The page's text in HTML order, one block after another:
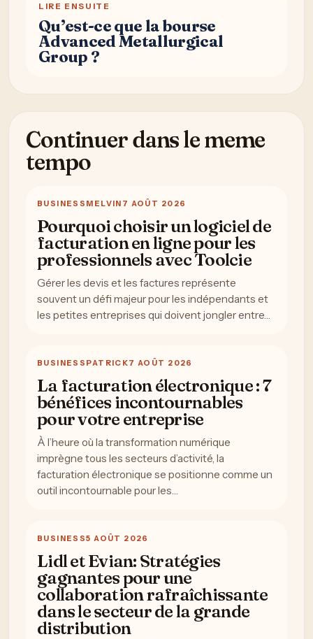
LIRE ENSUITE
Qu’est-ce que la bourse
Advanced Metallurgical
Group ?
Continuer dans le meme
tempo
BUSINESS MELVIN 7 AOÛT 2026
Pourquoi choisir un logiciel de
facturation en ligne pour les
professionnels avec Toolcie
Gérer les devis et les factures représente
souvent un défi majeur pour les indépendants et
les petites entreprises qui doivent jongler entre…
BUSINESS PATRICK7 AOÛT 2026
La facturation électronique : 7
bénéfices incontournables
pour votre entreprise
À l’heure où la transformation numérique
imprègne tous les secteurs d’activité, la
facturation électronique se positionne comme un
outil incontournable pour les…
BUSINESS5 AOÛT 2026
Lidl et Evian: Stratégies
gagnantes pour une
collaboration rafraîchissante
dans le secteur de la grande
distribution